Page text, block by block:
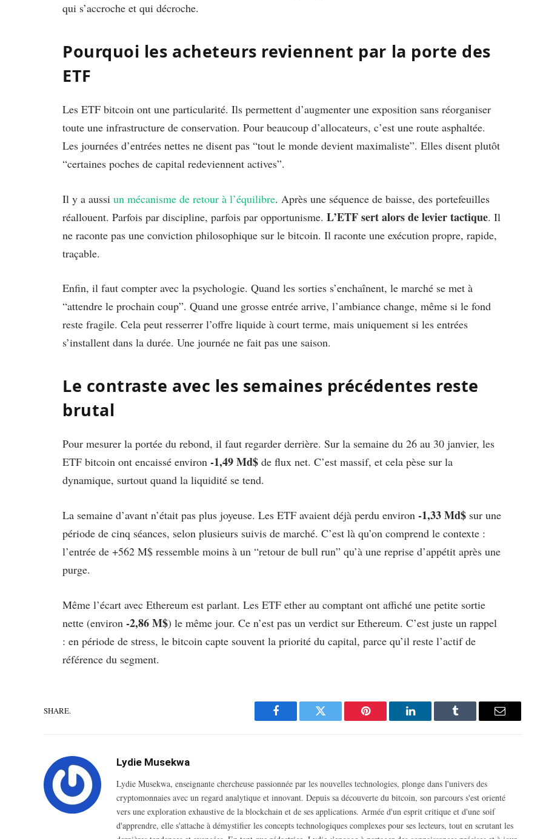
qui s’accroche et qui décroche.
Pourquoi les acheteurs reviennent par la porte des
ETF
Les ETF bitcoin ont une particularité. Ils permettent d’augmenter une exposition sans réorganiser
toute une infrastructure de conservation. Pour beaucoup d’allocateurs, c’est une route asphaltée.
Les journées d’entrées nettes ne disent pas “tout le monde devient maximaliste”. Elles disent plutôt
“certaines poches de capital redeviennent actives”.
Il y a aussi un mécanisme de retour à l’équilibre. Après une séquence de baisse, des portefeuilles
réallouent. Parfois par discipline, parfois par opportunisme. L’ETF sert alors de levier tactique. Il
ne raconte pas une conviction philosophique sur le bitcoin. Il raconte une exécution propre, rapide,
traçable.
Enfin, il faut compter avec la psychologie. Quand les sorties s’enchaînent, le marché se met à
“attendre le prochain coup”. Quand une grosse entrée arrive, l’ambiance change, même si le fond
reste fragile. Cela peut resserrer l’offre liquide à court terme, mais uniquement si les entrées
s’installent dans la durée. Une journée ne fait pas une saison.
Le contraste avec les semaines précédentes reste
brutal
Pour mesurer la portée du rebond, il faut regarder derrière. Sur la semaine du 26 au 30 janvier, les
ETF bitcoin ont encaissé environ -1,49 Md$ de flux net. C’est massif, et cela pèse sur la
dynamique, surtout quand la liquidité se tend.
La semaine d’avant n’était pas plus joyeuse. Les ETF avaient déjà perdu environ -1,33 Md$ sur une
période de cinq séances, selon plusieurs suivis de marché. C’est là qu’on comprend le contexte :
l’entrée de +562 M$ ressemble moins à un “retour de bull run” qu’à une reprise d’appétit après une
purge.
Même l’écart avec Ethereum est parlant. Les ETF ether au comptant ont affiché une petite sortie
nette (environ -2,86 M$) le même jour. Ce n’est pas un verdict sur Ethereum. C’est juste un rappel
: en période de stress, le bitcoin capte souvent la priorité du capital, parce qu’il reste l’actif de
référence du segment.
SHARE.
Facebook Twitter Pinterest LinkedIn Tumblr Email
Lydie Musekwa
Lydie Musekwa, enseignante chercheuse passionnée par les nouvelles technologies, plonge dans l'univers des
cryptomonnaies avec un regard analytique et innovant. Depuis sa découverte du bitcoin, son parcours s'est orienté
vers une exploration exhaustive de la blockchain et de ses applications. Armée d'un esprit critique et d'une soif
d'apprendre, elle s'attache à démystifier les concepts technologiques complexes pour ses lecteurs, tout en scrutant les